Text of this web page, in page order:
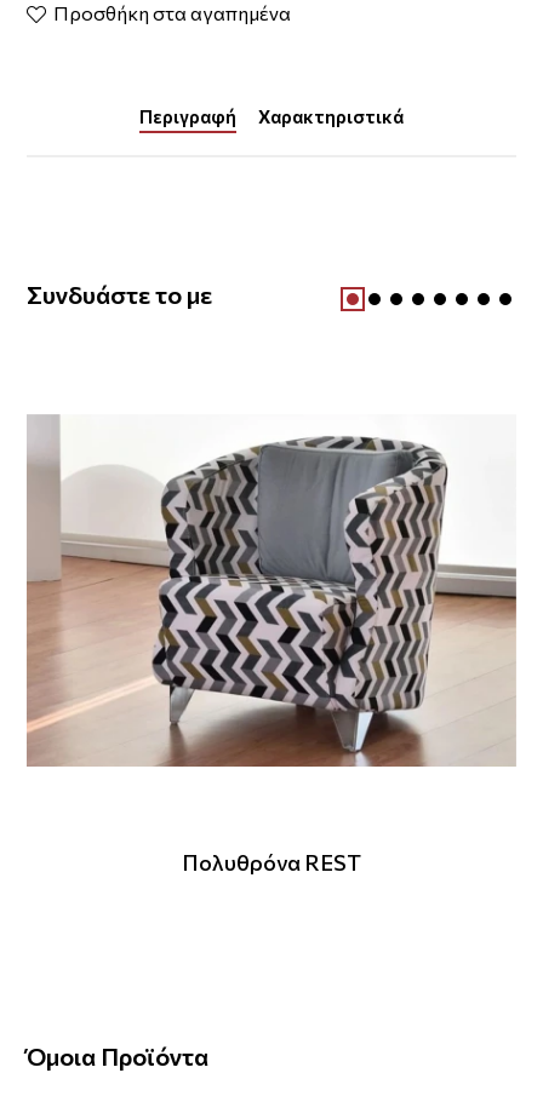
Προσθήκη στα αγαπημένα
Περιγραφή Χαρακτηριστικά
Συνδυάστε το με
Πολυθρόνα REST
Όμοια Προϊόντα